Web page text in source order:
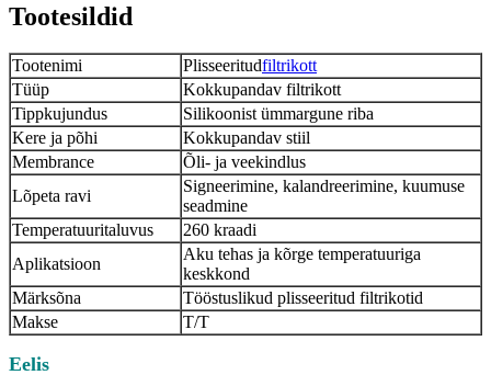
Tootesildid
Tootenimi Plisseeritudfiltrikott
Tüüp
Kokkupandav filtrikott
Tippkujundus
Silikoonist ümmargune riba
Kere ja põhi
Kokkupandav stiil
Membrance
Õli- ja veekindlus
Lõpeta ravi
Signeerimine, kalandreerimine, kuumuse
seadmine
Temperatuuritaluvus
260 kraadi
Aplikatsioon
Aku tehas ja kõrge temperatuuriga
keskkond
Märksõna
Tööstuslikud plisseeritud filtrikotid
Makse
T/T
Eelis